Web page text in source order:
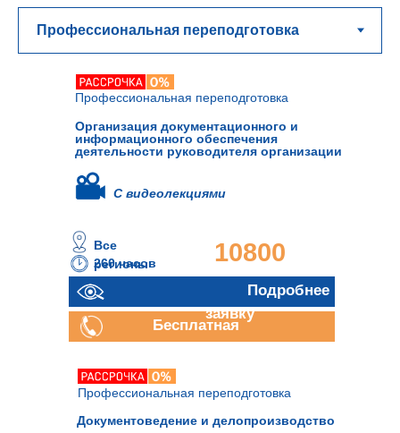
Документоведение и делопроизводство
Организация документационного и
информационного обеспечения
деятельности руководителя организации
Профессиональная переподготовка
Профессиональная переподготовка
260 часов
10800
руб.
Отправить
заявку
Все
регионы
Подробнее
Бесплатная
С видеолекциями